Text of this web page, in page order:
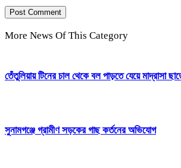
More News Of This Category
তেঁতুলিয়ায় টিনের চাল থেকে বল পাড়তে যেয়ে মাদ্রাসা
সুনামগঞ্জে গ্রামীণ সড়কের গাছ কর্তনের অভিযোগ